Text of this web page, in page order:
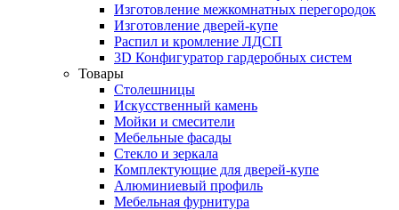
Изготовление межкомнатных перегородок
Изготовление дверей-купе
Распил и кромление ЛДСП
3D Конфигуратор гардеробных систем
Товары
Столешницы
Искусственный камень
Мойки и смесители
Мебельные фасады
Стекло и зеркала
Комплектующие для дверей-купе
Алюминиевый профиль
Мебельная фурнитура